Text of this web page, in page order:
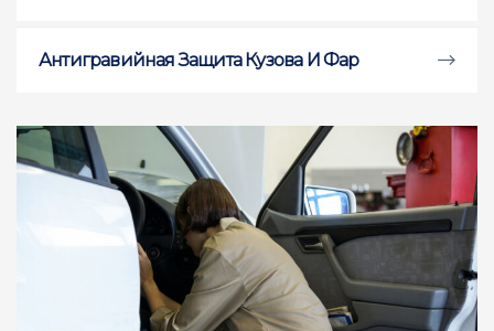
Антигравийная Защита Кузова И Фар